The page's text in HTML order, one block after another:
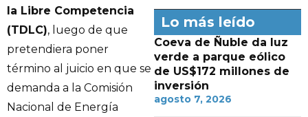
la Libre Competencia
(TDLC), luego de que
pretendiera poner
término al juicio en que se
demanda a la Comisión
Nacional de Energía
Lo más leído
Coeva de Ñuble da luz
verde a parque eólico
de US$172 millones de
inversión
agosto 7, 2026